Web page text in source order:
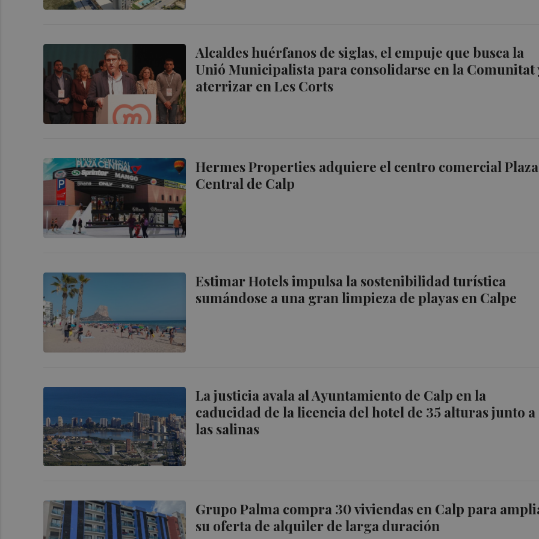
Alcaldes huérfanos de siglas, el empuje que busca la
Unió Municipalista para consolidarse en la Comunitat
aterrizar en Les Corts
Hermes Properties adquiere el centro comercial Plaza
Central de Calp
Estimar Hotels impulsa la sostenibilidad turística
sumándose a una gran limpieza de playas en Calpe
La justicia avala al Ayuntamiento de Calp en la
caducidad de la licencia del hotel de 35 alturas junto a
las salinas
Grupo Palma compra 30 viviendas en Calp para
su oferta de alquiler de larga duración